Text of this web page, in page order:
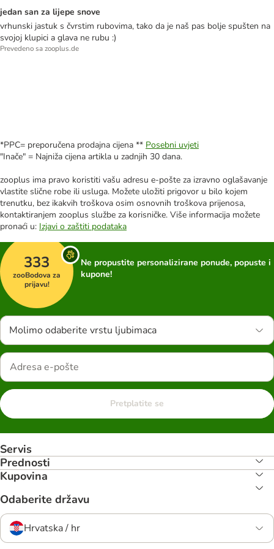
jedan san za lijepe snove
vrhunski jastuk s čvrstim rubovima, tako da je naš pas bolje spušten na
svojoj klupici a glava ne rubu :)
Prevedeno sa zooplus.de
*PPC= preporučena prodajna cijena ** Posebni uvjeti
"Inače" = Najniža cijena artikla u zadnjih 30 dana.
zooplus ima pravo koristiti vašu adresu e-pošte za izravno oglašavanje
vlastite slične robe ili usluga. Možete uložiti prigovor u bilo kojem
trenutku, bez ikakvih troškova osim osnovnih troškova prijenosa,
kontaktiranjem zooplus službe za korisničke. Više informacija možete
pronaći u: Izjavi o zaštiti podataka
333
zooBodova za
prijavu!
Ne propustite personalizirane ponude, popuste i
kupone!
Molimo odaberite vrstu ljubimaca
Pretplatite se
Servis
Prednosti
Kupovina
Odaberite državu
Hrvatska / hr